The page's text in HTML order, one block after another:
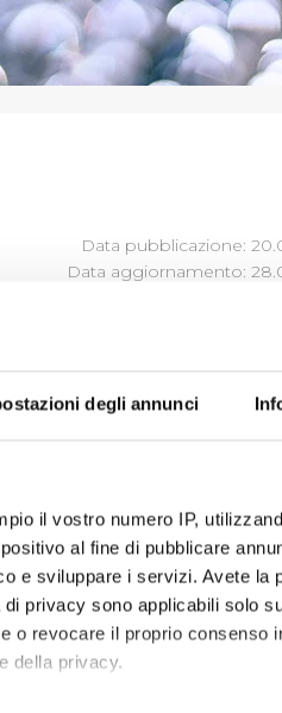
degli annunci
il vostro numero IP,
al fine di pubblicare
e sviluppare i servizi. Avete la
privacy sono applicabili solo
o revocare il proprio consenso
della privacy.
Data pubblicazione:
Data aggiornamento:
alla realizzazione di
di esproprio quale
in tutto o in parte, i propri
di affidamento
rimanda al sito dell’